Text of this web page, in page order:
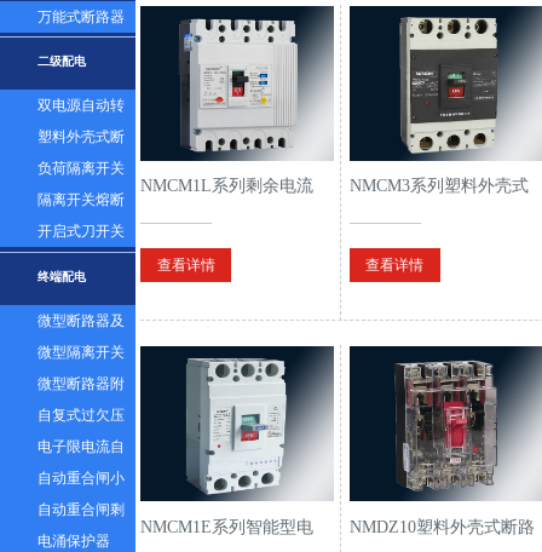
万能式断路器
二级配电
双电源自动转
换开关
塑料外壳式断
路器及漏电
负荷隔离开关
隔离开关熔断
器组
开启式刀开关
终端配电
微型断路器及
漏电
微型隔离开关
微型断路器附
件
自复式过欠压
保护器
电子限电流自
动控制器
自动重合闸小
型断路器
自动重合闸剩
余电流塑壳断
电涌保护器
NMCM1L系列剩余电流
断路器
查看详情
NMCM3系列塑料外壳式
断路器
查看详情
NMCM1E系列智能型电
NMDZ10塑料外壳式断路